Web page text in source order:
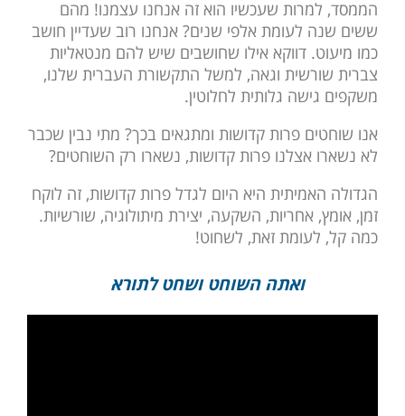
הממסד, למרות שעכשיו הוא זה אנחנו עצמנו! מהם
ששים שנה לעומת אלפי שנים? אנחנו רוב שעדיין חושב
כמו מיעוט. דווקא אילו שחושבים שיש להם מנטאליות
צברית שורשית וגאה, למשל התקשורת העברית שלנו,
משקפים גישה גלותית לחלוטין.
אנו שוחטים פרות קדושות ומתגאים בכך? מתי נבין שכבר
לא נשארו אצלנו פרות קדושות, נשארו רק השוחטים?
הגדולה האמיתית היא היום לגדל פרות קדושות, זה לוקח
זמן, אומץ, אחריות, השקעה, יצירת מיתולוגיה, שורשיות.
כמה קל, לעומת זאת, לשחוט!
ואתה השוחט ושחט לתורא